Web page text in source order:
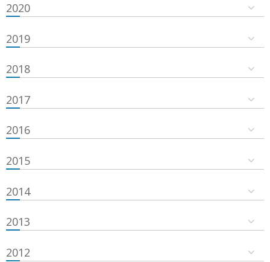
2020
2019
2018
2017
2016
2015
2014
2013
2012